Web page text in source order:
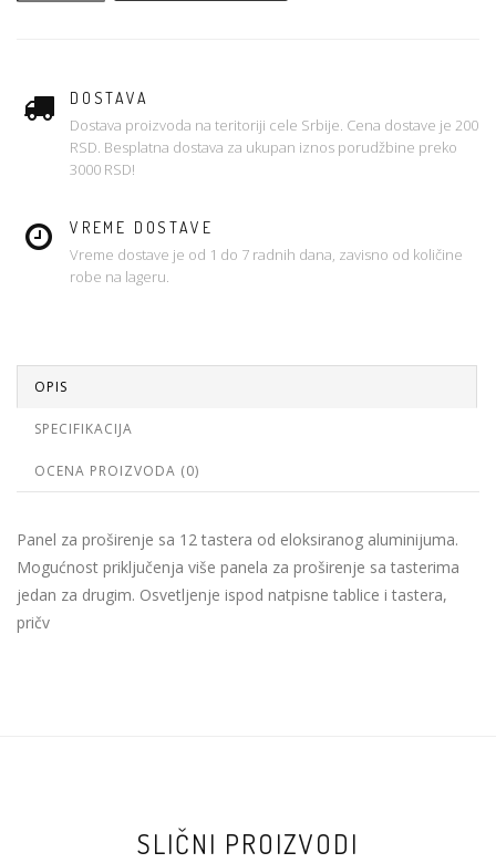
DOSTAVA
Dostava proizvoda na teritoriji cele Srbije. Cena dostave je 200
RSD. Besplatna dostava za ukupan iznos porudžbine preko
3000 RSD!
VREME DOSTAVE
Vreme dostave je od 1 do 7 radnih dana, zavisno od količine
robe na lageru.
OPIS
SPECIFIKACIJA
OCENA PROIZVODA (0)
Panel za proširenje sa 12 tastera od eloksiranog aluminijuma.
Mogućnost priključenja više panela za proširenje sa tasterima
jedan za drugim. Osvetljenje ispod natpisne tablice i tastera,
pričv
SLIČNI PROIZVODI